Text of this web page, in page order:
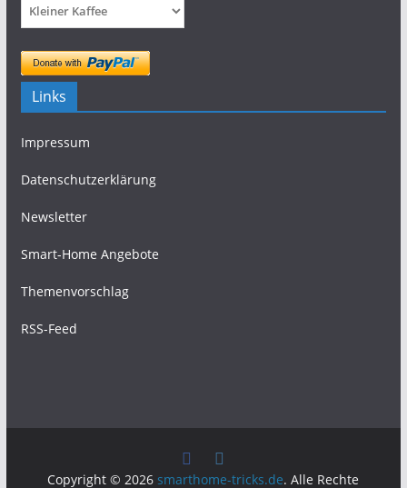
Links
Impressum
Datenschutzerklärung
Newsletter
Smart-Home Angebote
Themenvorschlag
RSS-Feed
Copyright © 2026 smarthome-tricks.de. Alle Rechte